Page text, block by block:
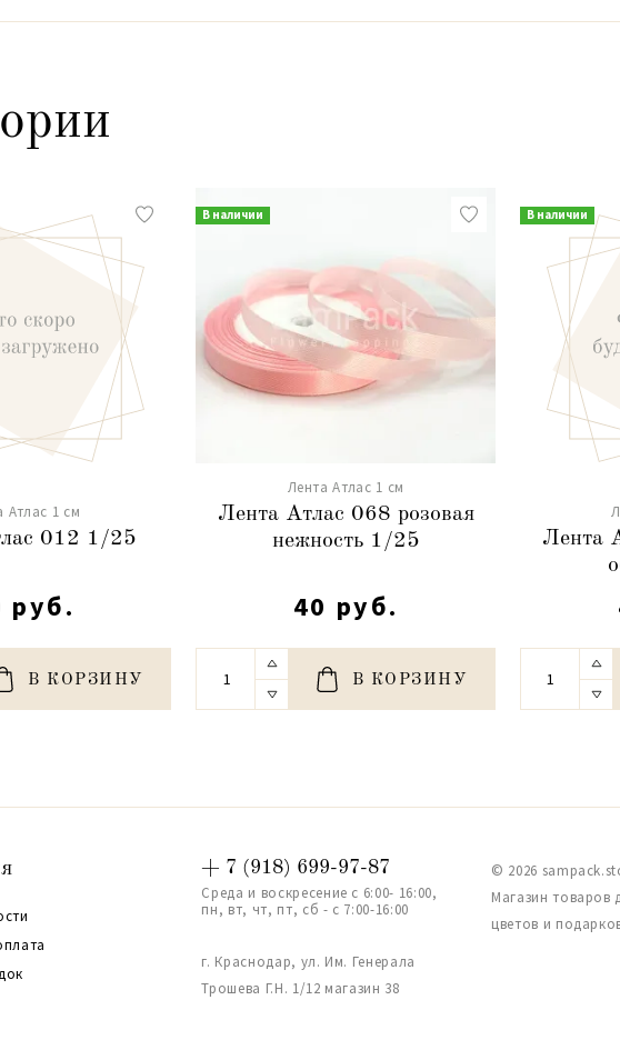
Атлас 1 см
012 1/25
руб.
В КОРЗИНУ
В наличии
Лента Атлас 1 см
Лента Атлас 068 розовая
нежность 1/25
40 руб.
В КОРЗИНУ
В наличии
Лента
+ 7 (918) 699-97-87
Среда и воскресение с 6:00- 16:00,
пн, вт, чт, пт, сб - с 7:00-16:00
г. Краснодар, ул. Им. Генерала
Трошева Г.Н. 1/12 магазин 38
© 2026
Магазин товаров
цветов и